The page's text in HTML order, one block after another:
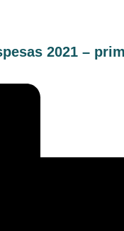
2021 –